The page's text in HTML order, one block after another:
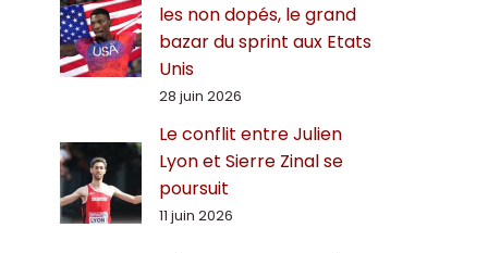
les non dopés, le grand
bazar du sprint aux Etats
Unis
28 juin 2026
Le conflit entre Julien
Lyon et Sierre Zinal se
poursuit
11 juin 2026